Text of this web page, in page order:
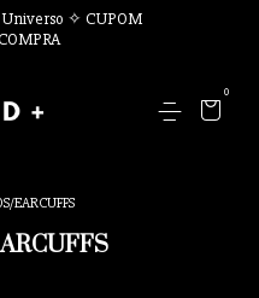
✧ CUPOM
0
EARCUFFS